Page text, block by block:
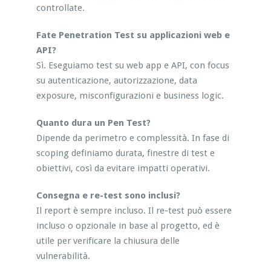
controllate.
Fate Penetration Test su applicazioni web e
API?
Sì. Eseguiamo test su web app e API, con focus
su autenticazione, autorizzazione, data
exposure, misconfigurazioni e business logic.
Quanto dura un Pen Test?
Dipende da perimetro e complessità. In fase di
scoping definiamo durata, finestre di test e
obiettivi, così da evitare impatti operativi.
Consegna e re-test sono inclusi?
Il report è sempre incluso. Il re-test può essere
incluso o opzionale in base al progetto, ed è
utile per verificare la chiusura delle
vulnerabilità.